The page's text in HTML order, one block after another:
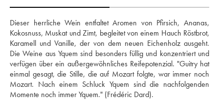
Dieser herrliche Wein entfaltet Aromen von Pfirsich, Ananas,
Kokosnuss, Muskat und Zimt, begleitet von einem Hauch Röstbrot,
Karamell und Vanille, der von dem neuen Eichenholz ausgeht.
Die Weine aus Yquem sind besonders füllig und konzentriert und
verfügen über ein außergewöhnliches Reifepotenzial. "Guitry hat
einmal gesagt, die Stille, die auf Mozart folgte, war immer noch
Mozart. Nach einem Schluck Yquem sind die nachfolgenden
Momente noch immer Yquem." (Frédéric Dard).